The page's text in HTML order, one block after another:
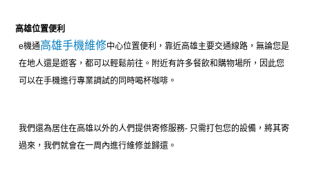
高雄位置便利
e機通高雄手機維修中心位置便利，靠近高雄主要交通線路，無論您是
在地人還是遊客，都可以輕鬆前往。附近有許多餐飲和購物場所，因此您
可以在手機進行專業調試的同時喝杯咖啡。
我們還為居住在高雄以外的人們提供寄修服務- 只需打包您的設備，將其寄
過來，我們就會在一周內進行維修並歸還。